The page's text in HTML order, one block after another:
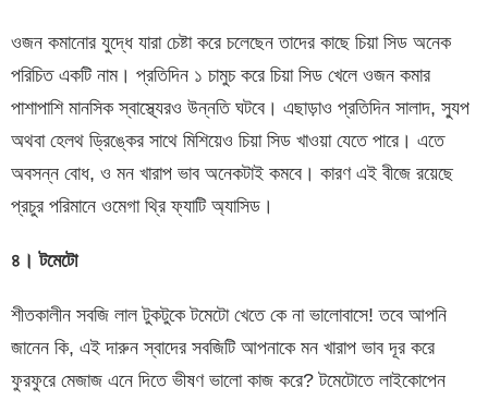
ওজন কমানোর যুদ্ধে যারা চেষ্টা করে চলেছেন তাদের কাছে চিয়া সিড অনেক
পরিচিত একটি নাম। প্রতিদিন ১ চামুচ করে চিয়া সিড খেলে ওজন কমার
পাশাপাশি মানসিক স্বাস্থ্যেরও উন্নতি ঘটবে। এছাড়াও প্রতিদিন সালাদ, স্যুপ
অথবা হেলথ ড্রিঙ্কের সাথে মিশিয়েও চিয়া সিড খাওয়া যেতে পারে। এতে
অবসন্ন বোধ, ও মন খারাপ ভাব অনেকটাই কমবে। কারণ এই বীজে রয়েছে
প্রচুর পরিমানে ওমেগা থ্রি ফ্যাটি অ্যাসিড।
৪। টমেটো
শীতকালীন সবজি লাল টুকটুকে টমেটো খেতে কে না ভালোবাসে! তবে আপনি
জানেন কি, এই দারুন স্বাদের সবজিটি আপনাকে মন খারাপ ভাব দূর করে
ফুরফুরে মেজাজ এনে দিতে ভীষণ ভালো কাজ করে? টমেটোতে লাইকোপেন